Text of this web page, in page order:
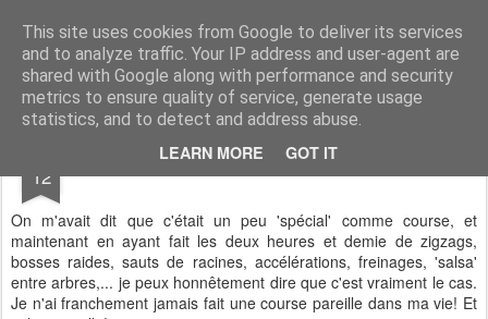
This site uses cookies from Google to deliver its services
and to analyze traffic. Your IP address and user-agent are
shared with Google along with performance and security
metrics to ensure quality of service, generate usage
statistics, and to detect and address abuse.
LEARN MORE GOT IT
www.andysymonds.fr : les courses, les photos, les dessins...
BLOG DRAW RACE RUN
12 Hivernatrail
On m'avait dit que c'était un peu 'spécial' comme course, et
maintenant en ayant fait les deux heures et demie de zigzags,
bosses raides, sauts de racines, accélérations, freinages, 'salsa'
entre arbres,... je peux honnêtement dire que c'est vraiment le cas.
Je n'ai franchement jamais fait une course pareille dans ma vie! Et